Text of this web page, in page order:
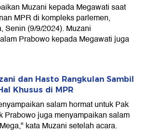
Muzani kepada Megawati saat
MPR di kompleks parlemen,
Senin (9/9/2024). Muzani
Prabowo kepada Megawati juga
dan Hasto Rangkulan Sambil
Khusus di MPR
salam hormat untuk Pak
Prabowo juga menyampaikan salam
kata Muzani setelah acara.